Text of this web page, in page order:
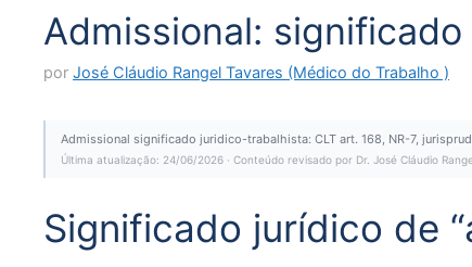
Admissional:
por José Cláudio Rangel Tavares (Médico do Trabalho )
Admissional significado juridico-trabalhista: CLT art. 168, NR-7,
Última atualização: 24/06/2026 · Conteúdo revisado por Dr. José Cláudio
Significado jurídico de